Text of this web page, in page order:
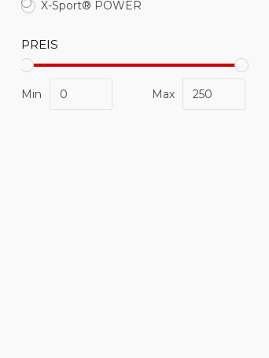
X-Sport® POWER
PREIS
Min Max